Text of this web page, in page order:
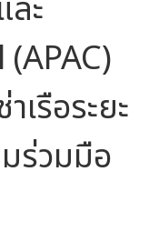
รือระยะ
ร่วมมือ